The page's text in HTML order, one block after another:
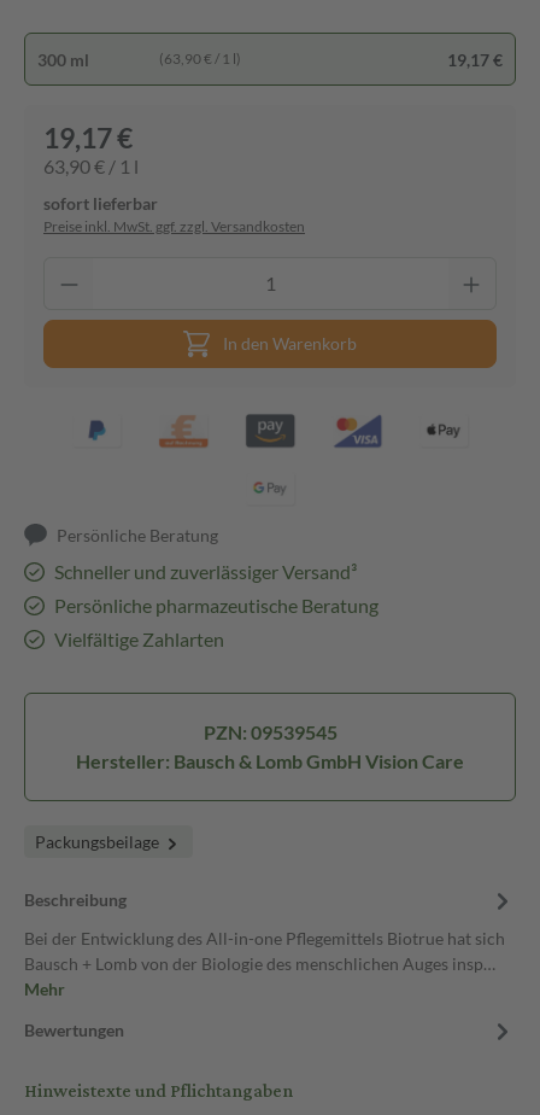
300 ml (63,90 € / 1 l) 19,17 €
19,17 €
63,90 € / 1 l
sofort lieferbar
Preise inkl. MwSt. ggf. zzgl. Versandkosten
In den Warenkorb
Persönliche Beratung
Schneller und zuverlässiger Versand³
Persönliche pharmazeutische Beratung
Vielfältige Zahlarten
PZN: 09539545
Hersteller: Bausch & Lomb GmbH Vision Care
Packungsbeilage
Beschreibung
Bei der Entwicklung des All-in-one Pflegemittels Biotrue hat sich
Bausch + Lomb von der Biologie des menschlichen Auges insp…
Mehr
Bewertungen
Hinweistexte und Pflichtangaben